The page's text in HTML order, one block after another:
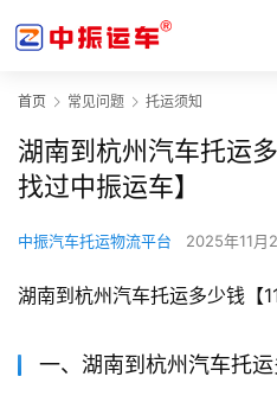
首页 常见问题 托运须知
湖南到杭州汽车托运
找过中振运车】
中振汽车托运物流平台 2025年11月
湖南到杭州汽车托运多少钱【
一、湖南到杭州汽车托